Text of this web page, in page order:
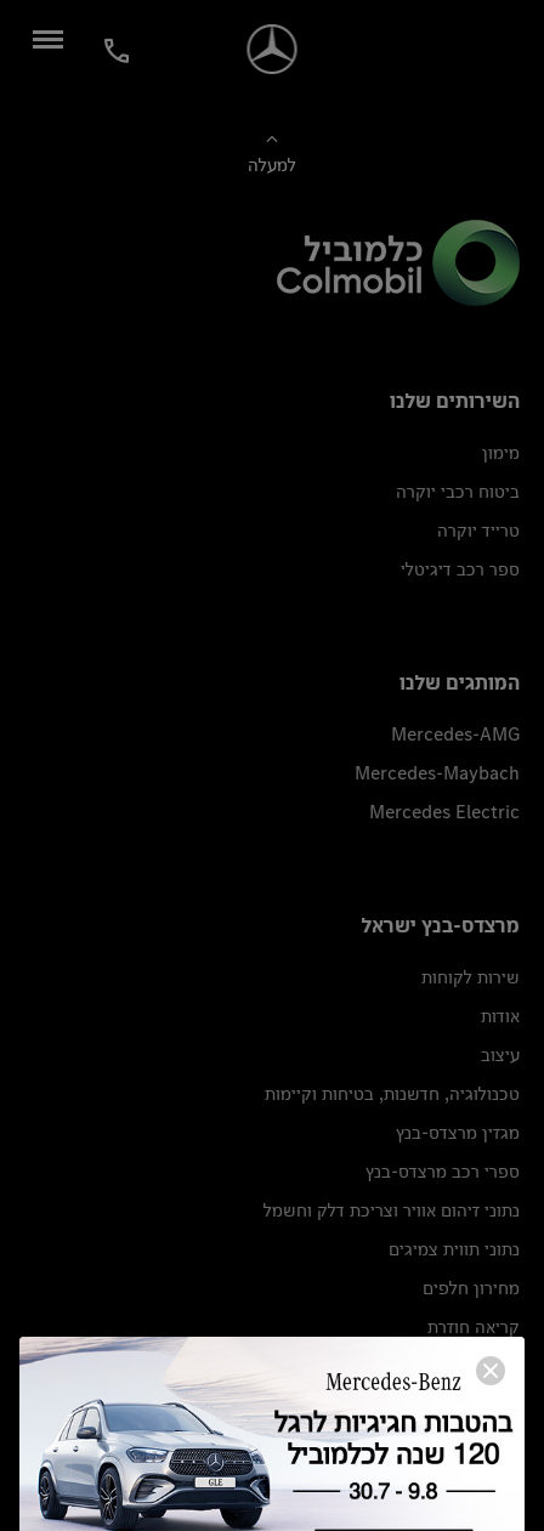
למעלה
השירותים שלנו
מימון
ביטוח רכבי יוקרה
טרייד יוקרה
ספר רכב דיגיטלי
המותגים שלנו
Mercedes-AMG
Mercedes-Maybach
Mercedes Electric
מרצדס-בנץ ישראל
שירות לקוחות
אודות
עיצוב
טכנולוגיה, חדשנות, בטיחות וקיימות
מגזין מרצדס-בנץ
ספרי רכב מרצדס-בנץ
נתוני זיהום אוויר וצריכת דלק וחשמל
נתוני תווית צמיגים
מחירון חלפים
קריאה חוזרת
הודעה על הטבות לרכבי מרצדס בהסדר פשרה בתצ 56447-02-19
תקנון ימי מכירות 120 לכלמוביל